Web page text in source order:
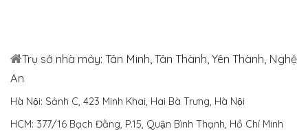
Trụ sở nhà máy: Tân Minh, Tân Thành, Yên Thành, Nghệ
An
Hà Nội: Sảnh C, 423 Minh Khai, Hai Bà Trưng, Hà Nội
HCM: 377/16 Bạch Đằng, P.15, Quận Bình Thạnh, Hồ Chí Minh